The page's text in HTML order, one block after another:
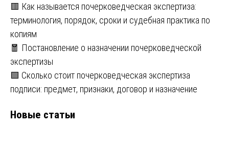
🟥 Как называется почерковедческая экспертиза:
терминология, порядок, сроки и судебная практика по
копиям
🧧 Постановление о назначении почерковедческой
экспертизы
🟩 Сколько стоит почерковедческая экспертиза
подписи: предмет, признаки, договор и назначение
Новые статьи